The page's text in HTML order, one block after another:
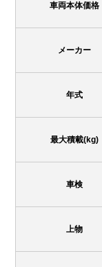
車両本体価格
メーカー
年式
最大積載(kg)
車検
上物